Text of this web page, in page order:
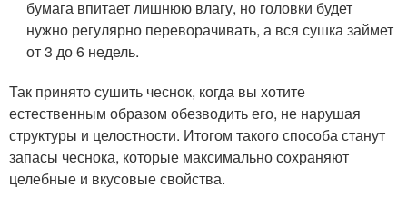
бумага впитает лишнюю влагу, но головки будет
нужно регулярно переворачивать, а вся сушка займет
от 3 до 6 недель.
Так принято сушить чеснок, когда вы хотите
естественным образом обезводить его, не нарушая
структуры и целостности. Итогом такого способа станут
запасы чеснока, которые максимально сохраняют
целебные и вкусовые свойства.